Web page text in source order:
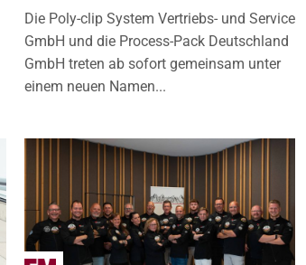
Die Poly-clip System Vertriebs- und Service
GmbH und die Process-Pack Deutschland
GmbH treten ab sofort gemeinsam unter
einem neuen Namen...